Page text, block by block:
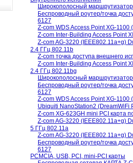
Широкополосный
Беспроводный роутер/точка
6127
Z-com WDS Access Point XG-1100
Z-com Inter-Building Access Point
Z-com AG-3220 (IEEE802.11a+g)
2.4 ГГц 802.11b
Z-com точка доступа внешнего
Z-com Inter-Building Access Point
2.4 ГГц 802.11bg
Широкополосный
Беспроводный роутер/точка
6127
Z-com WDS Access Point XG-1100
Ubiquiti NanoStation2 (DreamWiFi
Z-com XG-623GH mini PCI карта
Z-com AG-3220 (IEEE802.11a+g)
5 ГГц 802.11a
Z-com AG-3220 (IEEE802.11a+g)
Беспроводный роутер/точка
6127
PCMCIA, USB, PCI, mini-PCI карты